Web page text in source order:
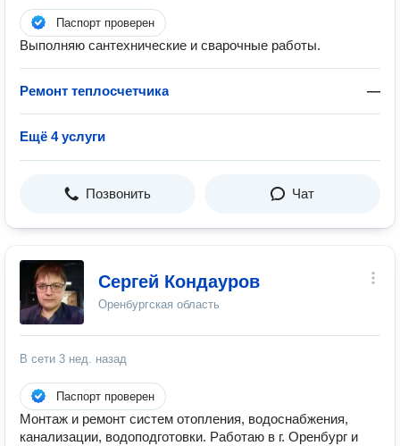
Паспорт проверен
Выполняю сантехнические и сварочные работы.
Ремонт теплосчетчика —
Ещё 4 услуги
Позвонить Чат
Сергей Кондауров
Оренбургская область
В сети 3 нед. назад
Паспорт проверен
Монтаж и ремонт систем отопления, водоснабжения,
канализации, водоподготовки. Работаю в г. Оренбург и